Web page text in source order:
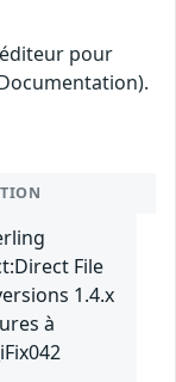
pour
File
1.4.x
à